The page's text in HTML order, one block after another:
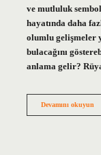
ve mutluluk
hayatında daha
olumlu gelişmeler
bulacağını
anlama gelir?
Devamını okuyun